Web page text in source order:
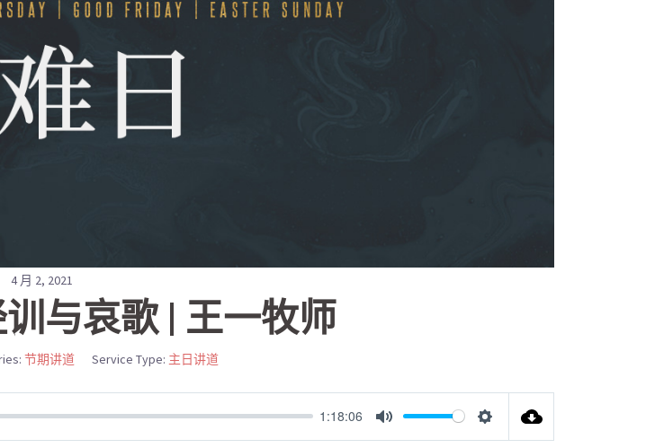
4 月 2, 2021
与哀歌 | 王一牧师
节期讲道 Service Type: 主日讲道
1:18:06
MUTE SETTINGS